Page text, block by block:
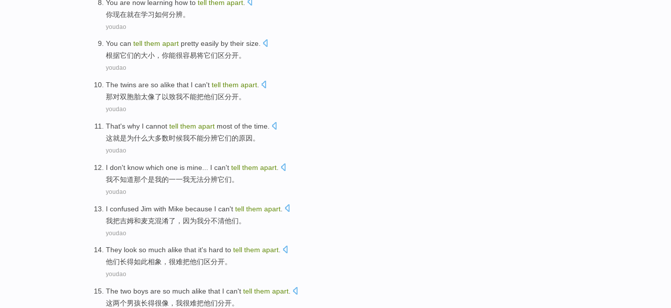
You are now learning how to tell them apart
你现在就在学习如何分辨。
youdao
You can tell them apart pretty easily by their size.
根据它们的大小 ， 你能很容易将它们区分开。
youdao
The twins are so alike that I can't tell them apart
那对双胞胎太像了以致我不能把他们区分开。
youdao
That's why I cannot tell them apart most of the time
这就是为什么大多数时候我不能分辨它们的原因。
youdao
I don't know which one is mine I can't tell them apart
我不知道那个是我的一一我无法分辨它们。
youdao
I confused Jim with Mike because I can't tell them apart
我把吉姆和麦克混淆了， 因为我分不清他们。
youdao
They look so much alike that it's hard to tell them apart.
他们长得如此相象 ， 很难把他们区分开。
youdao
The two boys are so much alike that I can't tell them apart
这两个男孩长得很像， 我很难把他们分开。